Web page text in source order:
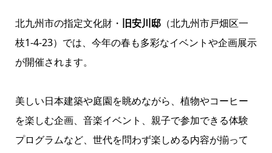
北九州市の指定文化財・ 旧安川邸（北九州市戸畑区一
枝1-4-23）では、今年の春も多彩なイベントや企画展示
が開催されます。
美しい日本建築や庭園を眺めながら、植物やコーヒー
を楽しむ企画、音楽イベント、親子で参加できる体験
プログラムなど、世代を問わず楽しめる内容が揃って